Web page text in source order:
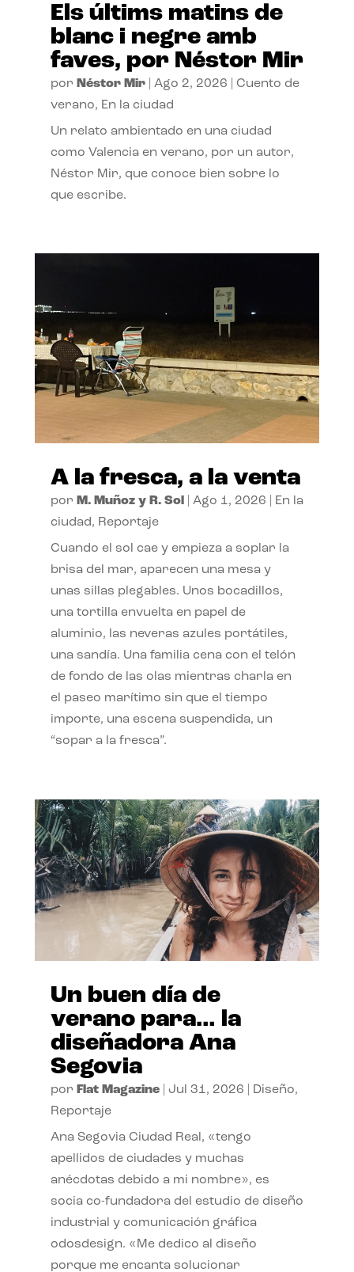
Els últims matins de
blanc i negre amb
faves, por Néstor Mir
por Néstor Mir| Ago 2, 2026
Cuento de
verano, En la ciudad
Un relato ambientado en una ciudad
como Valencia en verano, por un autor,
Néstor Mir, que conoce bien sobre lo
que escribe.
A la fresca, a la venta
por M. Muñoz y R. Sol| Ago 1, 2026
En la
ciudad, Reportaje
Cuando el sol cae y empieza a soplar la
brisa del mar, aparecen una mesa y
unas sillas plegables. Unos bocadillos,
una tortilla envuelta en papel de
aluminio, las neveras azules portátiles,
una sandía. Una familia cena con el telón
de fondo de las olas mientras charla en
el paseo marítimo sin que el tiempo
importe, una escena suspendida, un
“sopar a la fresca”.
Un buen día de
verano para… la
diseñadora Ana
Segovia
por Flat Magazine| Jul 31, 2026 Diseño,
Reportaje
Ana Segovia Ciudad Real, «tengo
apellidos de ciudades y muchas
anécdotas debido a mi nombre», es
socia co-fundadora del estudio de diseño
industrial y comunicación gráfica
odosdesign. «Me dedico al diseño
porque me encanta solucionar